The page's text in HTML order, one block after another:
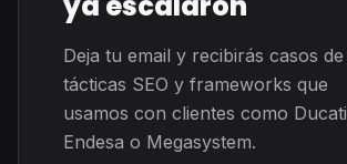
Deja tu email y recibirás casos
tácticas SEO y frameworks que
usamos con clientes como
Endesa o Megasystem.